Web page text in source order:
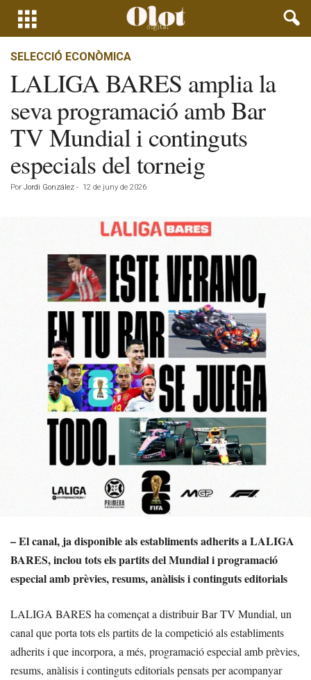
SELECCIÓ ECONÒMICA
LALIGA BARES amplia la
seva programació amb Bar
TV Mundial i continguts
especials del torneig
Por Jordi González - 12 de juny de 2026
– El canal, ja disponible als establiments adherits a LALIGA
BARES, inclou tots els partits del Mundial i programació
especial amb prèvies, resums, anàlisis i continguts editorials
LALIGA BARES ha començat a distribuir Bar TV Mundial, un
canal que porta tots els partits de la competició als establiments
adherits i que incorpora, a més, programació especial amb prèvies,
resums, anàlisis i continguts editorials pensats per acompanyar